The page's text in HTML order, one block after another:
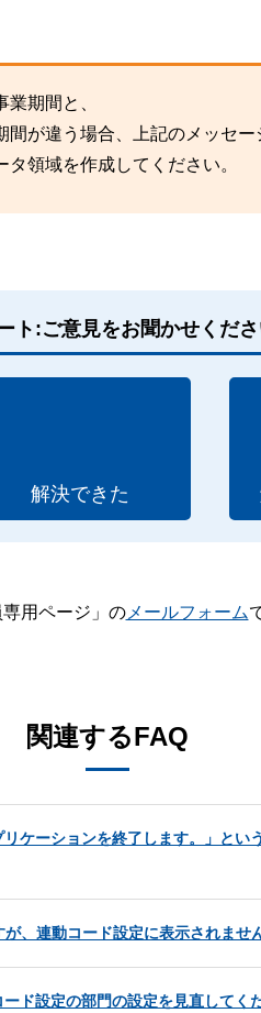
期間と、
が違う場合、上記のメッセー
領域を作成してください。
ト:ご意見をお聞かせくだ
解決できた
用ページ」のメールフォーム
関連するFAQ
ケーションを終了します。」と
、連動コード設定に表示されません
ド設定の部門の設定を見直してく